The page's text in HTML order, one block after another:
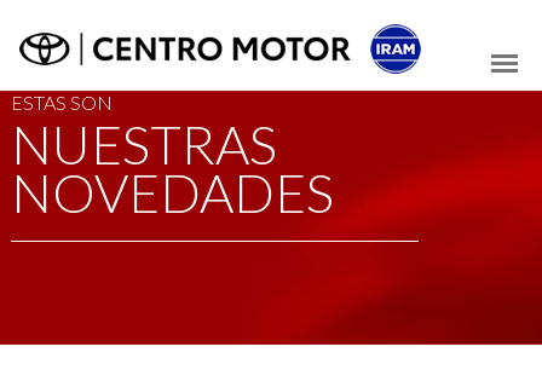
ESTAS SON
NUESTRAS
NOVEDADES